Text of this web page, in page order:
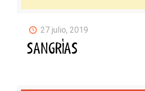
27 julio, 2019
SANGRÍAS